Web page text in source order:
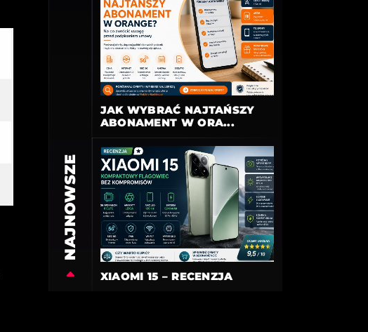
NAJNOWSZE
JAK WYBRAĆ NAJTAŃSZY
ABONAMENT W ORA...
XIAOMI 15 – RECENZJA